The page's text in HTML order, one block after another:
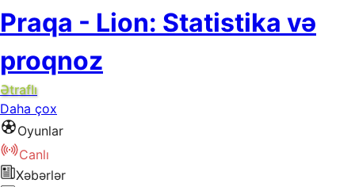
Praqa - Lion: Statistika və
proqnoz
Ətraflı
Daha çox
Oyunlar
Canlı
Xəbərlər